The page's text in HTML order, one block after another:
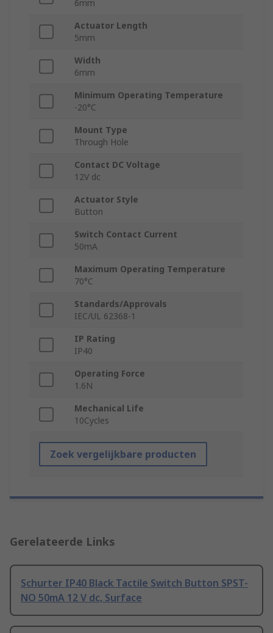
6mm
Actuator Length
5mm
Width
6mm
Minimum Operating Temperature
-20°C
Mount Type
Through Hole
Contact DC Voltage
12V dc
Actuator Style
Button
Switch Contact Current
50mA
Maximum Operating Temperature
70°C
Standards/Approvals
IEC/UL 62368-1
IP Rating
IP40
Operating Force
1.6N
Mechanical Life
10Cycles
Zoek vergelijkbare producten
Gerelateerde Links
Schurter IP40 Black Tactile Switch Button SPST-
NO 50mA 12 V dc, Surface